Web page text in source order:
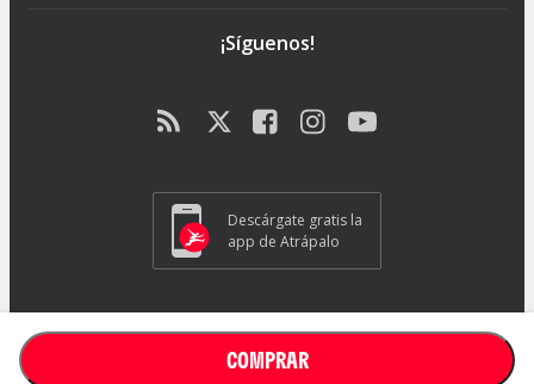
COMPRAR
¡Síguenos!
Descárgate gratis la
app de Atrápalo